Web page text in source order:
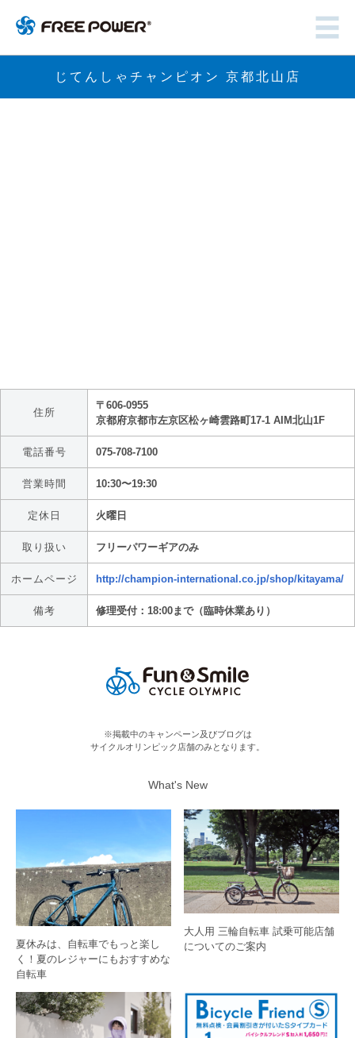
じてんしゃチャンピオン 京都北山店
住所
〒606-0955
京都府京都市左京区松ヶ崎雲路町17-1 AIM北山1F
電話番号 075-708-7100
営業時間 10:30〜19:30
定休日 火曜日
取り扱い フリーパワーギアのみ
ホームページ http://champion-international.co.jp/shop/kitayama/
備考 修理受付：18:00まで（臨時休業あり）
※掲載中のキャンペーン及びブログは
サイクルオリンピック店舗のみとなります。
What's New
夏休みは、自転車でもっと楽し
く！夏のレジャーにもおすすめな
自転車
大人用 三輪自転車 試乗可能店舗
についてのご案内